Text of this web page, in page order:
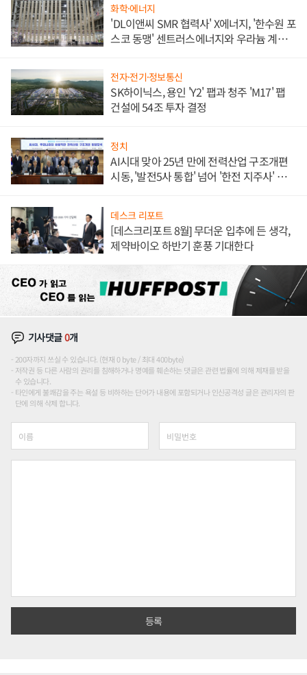
화학·에너지
'DL이앤씨 SMR 협력사' X에너지, '한수원 포
스코 동맹' 센트러스에너지와 우라늄 계약
전자·전기·정보통신
SK하이닉스, 용인 'Y2' 팹과 청주 'M17' 팹
건설에 54조 투자 결정
정치
AI시대 맞아 25년 만에 전력산업 구조개편
시동, '발전5사 통합' 넘어 '한전 지주사' 재편
데스크 리포트
[데스크리포트 8월] 무더운 입추에 든 생각,
제약바이오 하반기 훈풍 기대한다
기사댓글0개
200자까지 쓰실 수 있습니다. (현재 0 byte / 최대 400byte)
저작권 등 다른 사람의 권리를 침해하거나 명예를 훼손하는 댓글은 관련 법률에 의해 제재를 받을
수 있습니다.
타인에게 불쾌감을 주는 욕설 등 비하하는 단어가 내용에 포함되거나 인신공격성 글은 관리자의 판
단에 의해 삭제 합니다.